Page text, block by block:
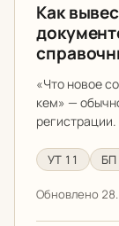
Как
«Что новое
кем» —
УТ 11 БП
Обновлено